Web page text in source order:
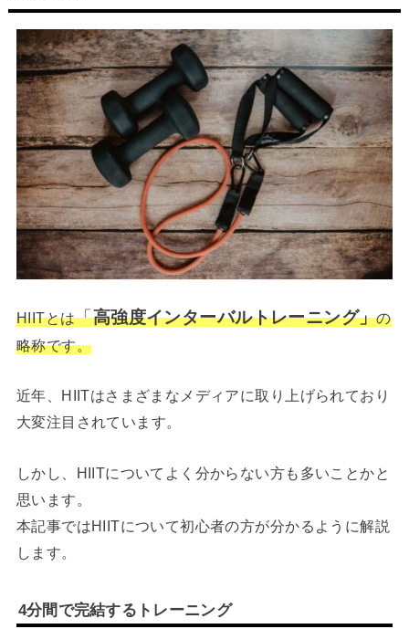
HIITとは「高強度インターバルトレーニング」の
略称です。
近年、HIITはさまざまなメディアに取り上げられており
大変注目されています。
しかし、HIITについてよく分からない方も多いことかと
思います。
本記事ではHIITについて初心者の方が分かるように解説
します。
4分間で完結するトレーニング